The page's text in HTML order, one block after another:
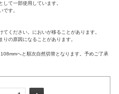
て一部使用しています。
です。
ください。においが移ることがあります。
の原因になることがあります。
へと順次自然切替となります。予めご了承